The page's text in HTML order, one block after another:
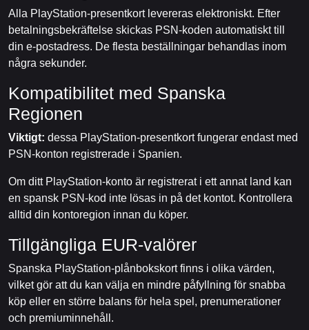
Alla PlayStation-presentkort levereras elektroniskt. Efter
betalningsbekräftelse skickas PSN-koden automatiskt till
din e-postadress. De flesta beställningar behandlas inom
några sekunder.
Kompatibilitet med Spanska
Regionen
Viktigt: dessa PlayStation-presentkort fungerar endast med
PSN-konton registrerade i Spanien.
Om ditt PlayStation-konto är registrerat i ett annat land kan
en spansk PSN-kod inte lösas in på det kontot. Kontrollera
alltid din kontoregion innan du köper.
Tillgängliga EUR-valörer
Spanska PlayStation-plånbokskort finns i olika värden,
vilket gör att du kan välja en mindre påfyllning för snabba
köp eller en större balans för hela spel, prenumerationer
och premiuminnehåll.